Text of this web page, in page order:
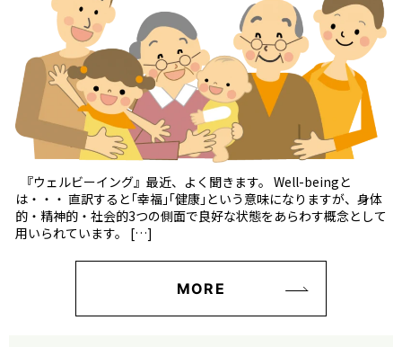
『ウェルビーイング』最近、よく聞きます。 Well-beingと
は・・・ 直訳すると｢幸福｣｢健康｣という意味になりますが、身体
的・精神的・社会的3つの側面で良好な状態をあらわす概念として
用いられています。 […]
MORE